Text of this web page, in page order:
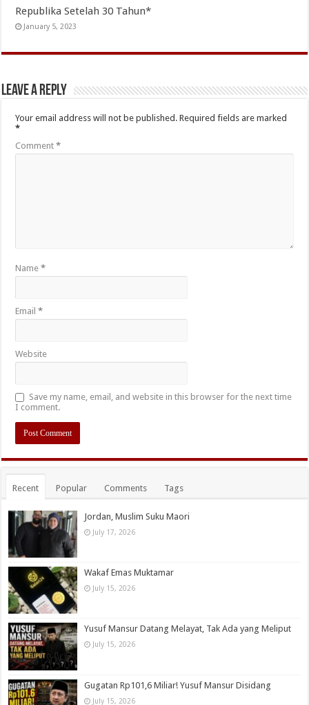
Republika Setelah 30 Tahun*
January 5, 2023
Leave a Reply
Your email address will not be published. Required fields are marked
*
Comment*
Name*
Email*
Website
Save my name, email, and website in this browser for the next time
I comment.
Recent Popular Comments Tags
Jordan, Muslim Suku Maori
July 17, 2026
Wakaf Emas Muktamar
July 15, 2026
Yusuf Mansur Datang Melayat, Tak Ada yang Meliput
July 15, 2026
Gugatan Rp101,6 Miliar! Yusuf Mansur Disidang
July 15, 2026